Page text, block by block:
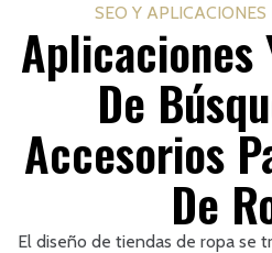
SEO Y
Aplicaciones
De
Accesorios
De
El diseño de tiendas de ropa se